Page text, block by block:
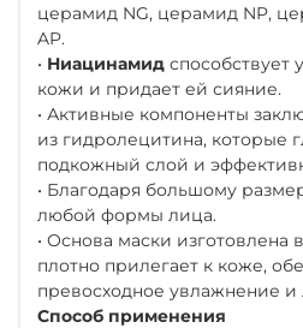
церамид NG, церамид NP,
AP.
• Ниацинамид способствует
кожи и придает ей сияние.
• Активные компоненты
из гидролецитина, которые
подкожный слой и
• Благодаря большому
любой формы лица.
• Основа маски изготовлена
плотно прилегает к коже,
превосходное увлажнение и
Способ применения